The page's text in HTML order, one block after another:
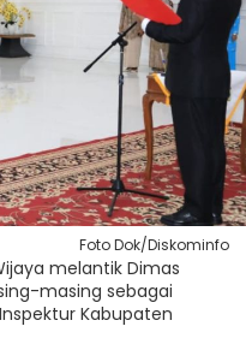
Foto Dok/Diskominfo
melantik Dimas
masing sebagai
Kabupaten